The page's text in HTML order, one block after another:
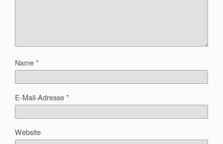
Name*
E-Mail-Adresse*
Website